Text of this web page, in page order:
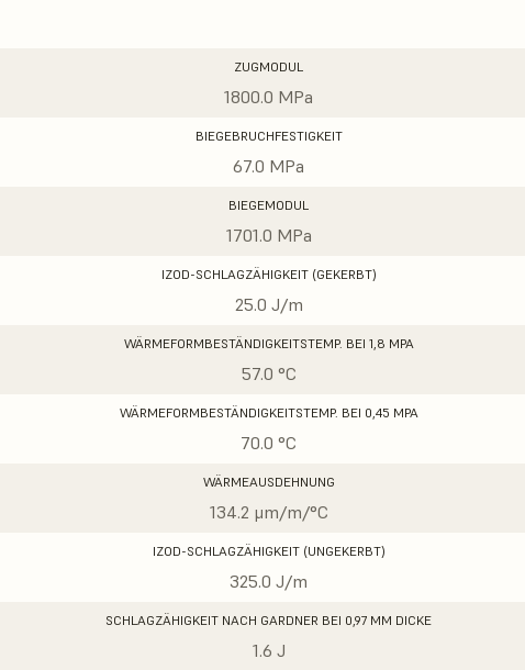
ZUGMODUL
1800.0 MPa
BIEGEBRUCHFESTIGKEIT
67.0 MPa
BIEGEMODUL
1701.0 MPa
IZOD-SCHLAGZÄHIGKEIT (GEKERBT)
25.0 J/m
WÄRMEFORMBESTÄNDIGKEITSTEMP. BEI 1,8 MPA
57.0 °C
WÄRMEFORMBESTÄNDIGKEITSTEMP. BEI 0,45 MPA
70.0 °C
WÄRMEAUSDEHNUNG
134.2 μm/m/°C
IZOD-SCHLAGZÄHIGKEIT (UNGEKERBT)
325.0 J/m
SCHLAGZÄHIGKEIT NACH GARDNER BEI 0,97 MM DICKE
1.6 J